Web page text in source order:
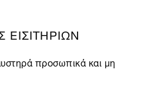
προσωπικά και μη